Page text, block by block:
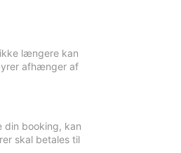
længere kan
afhænger af
booking, kan
skal betales til